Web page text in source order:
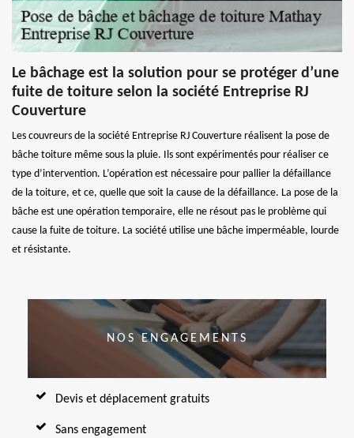
Le bâchage est la solution pour se protéger d’une
fuite de toiture selon la société Entreprise RJ
Couverture
Les couvreurs de la société Entreprise RJ Couverture réalisent la pose de
bâche toiture même sous la pluie. Ils sont expérimentés pour réaliser ce
type d’intervention. L’opération est nécessaire pour pallier la défaillance
de la toiture, et ce, quelle que soit la cause de la défaillance. La pose de la
bâche est une opération temporaire, elle ne résout pas le problème qui
cause la fuite de toiture. La société utilise une bâche imperméable, lourde
et résistante.
NOS ENGAGEMENTS
Devis et déplacement gratuits
Sans engagement